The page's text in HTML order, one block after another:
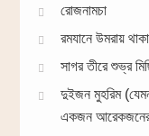
রোজনামচা
রমযানে উমরায়
সাগর তীরে শুভ্র
দুইজন মুহরিম
একজন আরেকজনের